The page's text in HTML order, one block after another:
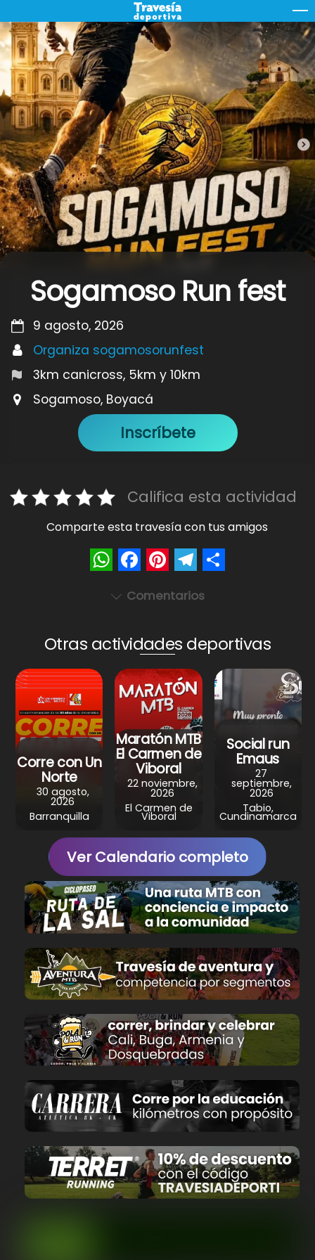
to
content
Sogamoso Run fest
9 agosto, 2026
Organiza sogamosorunfest
3km canicross, 5km y 10km
Sogamoso, Boyacá
Inscríbete
Califica esta actividad
Comparte esta travesía con tus amigos
W
h
t
s
A
p
p
F
a
e
b
o
o
k
P
i
t
e
r
e
s
t
T
e
e
g
r
a
m
S
r
e
Comentarios
Otras actividades deportivas
Corre con Un
Norte
30 agosto,
2026
Barranquilla
Maratón MTB
El Carmen de
Viboral
22 noviembre,
2026
El Carmen de
Viboral
Social run
Emaus
27
septiembre,
2026
Tabio,
Cundinamarca
Ver Calendario completo